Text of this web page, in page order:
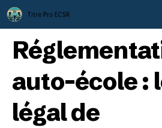
Aller
au
contenu
auto-école :
légal de